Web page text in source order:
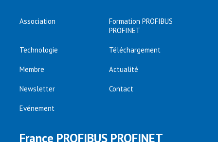
Association
Formation PROFIBUS
PROFINET
Technologie Téléchargement
Membre Actualité
Newsletter Contact
Evénement
France PROFIBUS PROFINET